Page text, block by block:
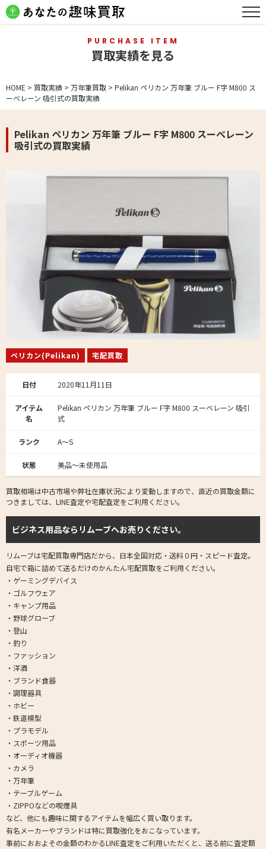
PURCHASE ITEM
買取実績を見る
HOME > 買取実績 > 万年筆買取 > Pelikan ペリカン 万年筆 ブルー F字 M800 ス
ーベレーン 吸引式の買取実績
Pelikan ペリカン 万年筆 ブルー F字 M800 スーベレーン
吸引式の買取実績
ペリカン(Pelikan) 宅配買取
日付 2020年11月11日
アイテム
名
Pelikan ペリカン 万年筆 ブルー F字 M800 スーベレーン 吸引
式
ランク A～S
状態 美品～未使用品
買取相場は中古市場や弊社在庫状況により変動しますので、直近の買取金額に
つきましては、LINE査定や宅配査定をご利用ください。
ビジネス用品ならリムーブへお売りください。
リムーブは宅配買取専門店だから、日本全国対応・送料０円・スピード査定。
自宅で箱に詰めて送るだけのかんたん宅配買取をご利用ください。
・ゲーミングデバイス
・ゴルフウェア
・キャンプ用品
・野球グローブ
・登山
・釣り
・ファッション
・洋酒
・ブランド食器
・調理器具
・ホビー
・鉄道模型
・プラモデル
・スポーツ用品
・オーディオ機器
・カメラ
・万年筆
・テーブルゲーム
・ZIPPOなどの喫煙具
など、他にも趣味に関するアイテムを幅広く買い取ります。
有名メーカーやブランドは特に買取強化をおこなっています。
事前におおよその金額のわかるLINE査定をご利用いただくと、送る前に査定額